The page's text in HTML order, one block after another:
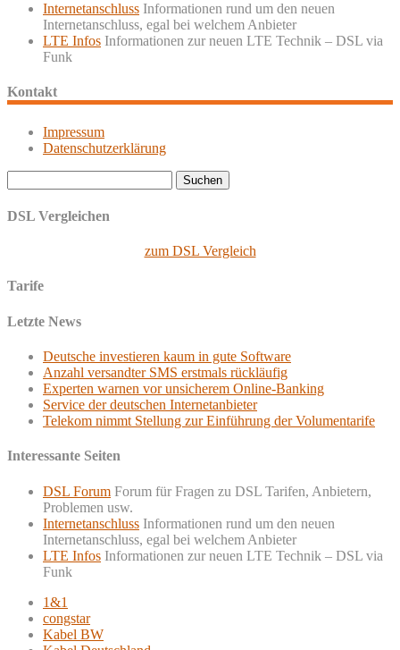
Internetanschluss Informationen rund um den neuen
Internetanschluss, egal bei welchem Anbieter
LTE Infos Informationen zur neuen LTE Technik – DSL via
Funk
Kontakt
Impressum
Datenschutzerklärung
nach:
DSL Vergleichen
zum DSL Vergleich
Tarife
Letzte News
Deutsche investieren kaum in gute Software
Anzahl versandter SMS erstmals rückläufig
Experten warnen vor unsicherem Online-Banking
Service der deutschen Internetanbieter
Telekom nimmt Stellung zur Einführung der Volumentarife
Interessante Seiten
DSL Forum Forum für Fragen zu DSL Tarifen, Anbietern,
Problemen usw.
Internetanschluss Informationen rund um den neuen
Internetanschluss, egal bei welchem Anbieter
LTE Infos Informationen zur neuen LTE Technik – DSL via
Funk
1&1
congstar
Kabel BW